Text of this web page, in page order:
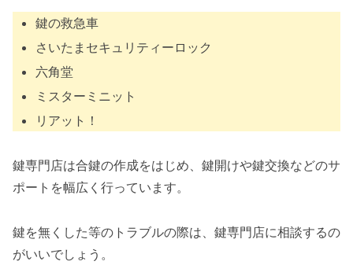
鍵の救急車
さいたまセキュリティーロック
六角堂
ミスターミニット
リアット！
鍵専門店は合鍵の作成をはじめ、鍵開けや鍵交換などのサ
ポートを幅広く行っています。
鍵を無くした等のトラブルの際は、鍵専門店に相談するの
がいいでしょう。